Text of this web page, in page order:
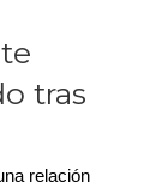
tras
relación